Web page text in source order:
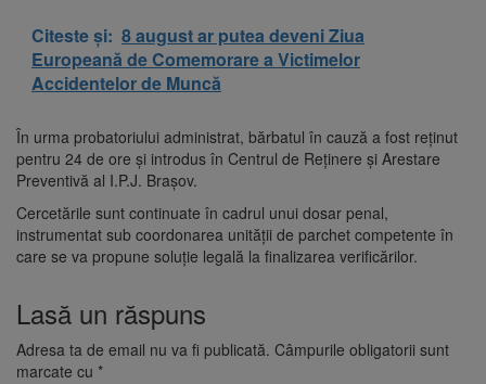
Citeste și: 8 august ar putea deveni Ziua
Europeană de Comemorare a Victimelor
Accidentelor de Muncă
În urma probatoriului administrat, bărbatul în cauză a fost reținut
pentru 24 de ore și introdus în Centrul de Reținere și Arestare
Preventivă al I.P.J. Brașov.
Cercetările sunt continuate în cadrul unui dosar penal,
instrumentat sub coordonarea unității de parchet competente în
care se va propune soluție legală la finalizarea verificărilor.
Lasă un răspuns
Adresa ta de email nu va fi publicată. Câmpurile obligatorii sunt
marcate cu *